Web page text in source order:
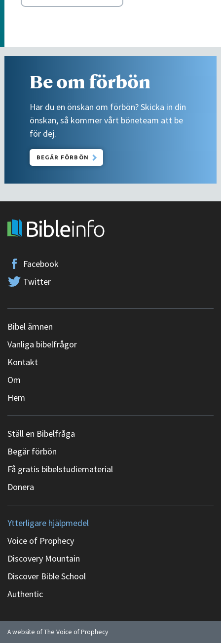
Be om förbön
Har du en önskan om förbön? Skicka in din
önskan, så kommer vårt böneteam att be
för dej.
BEGÄR FÖRBÖN
Facebook
Twitter
Bibel ämnen
Vanliga bibelfrågor
Kontakt
Om
Hem
Ställ en Bibelfråga
Begär förbön
Få gratis bibelstudiematerial
Donera
Ytterligare hjälpmedel
Voice of Prophecy
Discovery Mountain
Discover Bible School
Authentic
A website of The Voice of Prophecy